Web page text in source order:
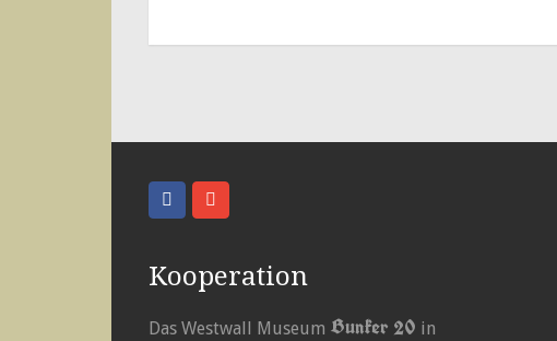
Kooperation
Das Westwall Museum Bunker 20 in